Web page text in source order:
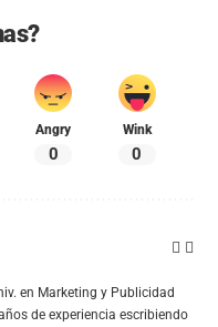
Angry
0
Wink
0
en Marketing y Publicidad
de experiencia escribiendo